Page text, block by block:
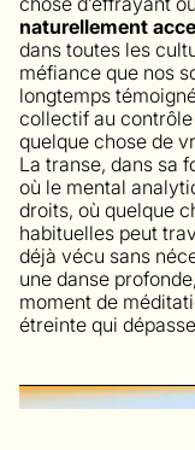
naturellement
dans toutes les
méfiance que nos
longtemps
collectif au contrôle
quelque chose de
La transe, dans sa
où le mental
droits, où quelque
habituelles peut
déjà vécu sans
une danse
moment de
étreinte qui